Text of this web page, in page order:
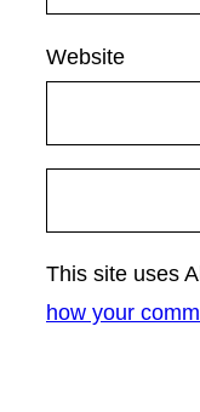
Website
This site uses
how your